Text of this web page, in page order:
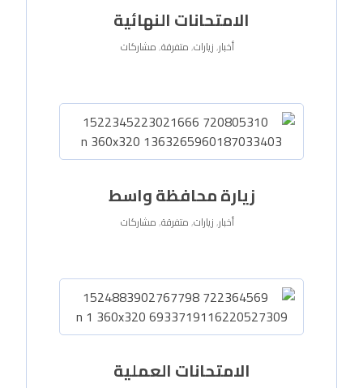
الامتحانات النهائية
أخبار,زيارات,متفرقة,مشاركات
زيارة محافظة واسط
أخبار,زيارات,متفرقة,مشاركات
الامتحانات العملية